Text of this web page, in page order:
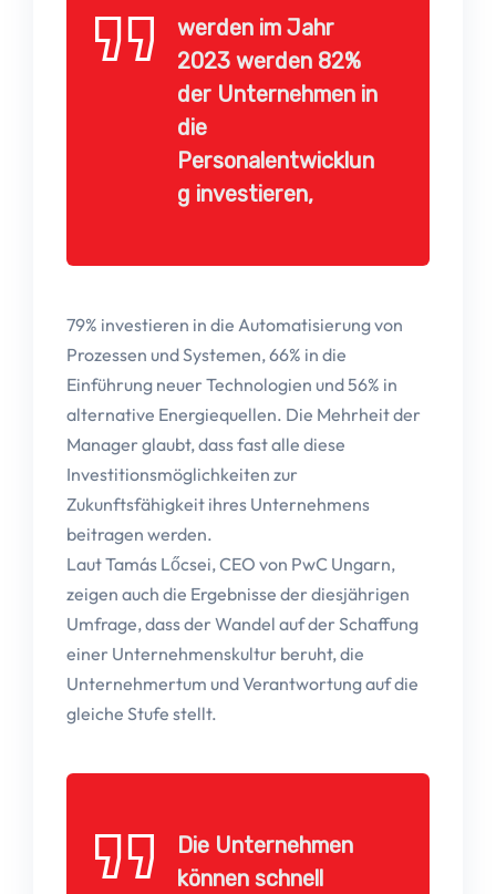
werden im Jahr
2023 werden 82%
der Unternehmen in
die
Personalentwicklun
g investieren,
79% investieren in die Automatisierung von
Prozessen und Systemen, 66% in die
Einführung neuer Technologien und 56% in
alternative Energiequellen. Die Mehrheit der
Manager glaubt, dass fast alle diese
Investitionsmöglichkeiten zur
Zukunftsfähigkeit ihres Unternehmens
beitragen werden.
Laut Tamás Lőcsei, CEO von PwC Ungarn,
zeigen auch die Ergebnisse der diesjährigen
Umfrage, dass der Wandel auf der Schaffung
einer Unternehmenskultur beruht, die
Unternehmertum und Verantwortung auf die
gleiche Stufe stellt.
Die Unternehmen
können schnell